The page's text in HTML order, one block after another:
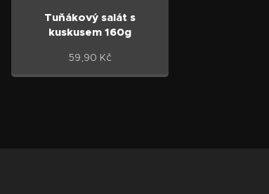
Tuňákový salát s
kuskusem 160g
59,90 Kč